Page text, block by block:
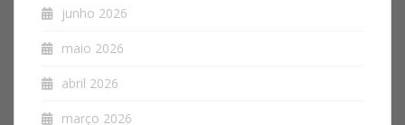
junho 2026
maio 2026
abril 2026
março 2026